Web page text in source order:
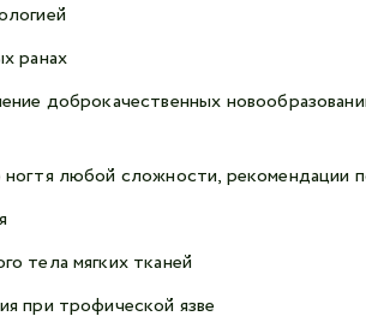
ранах
доброкачественных
ногтя любой сложности, рекомендации
тела мягких тканей
при трофической язве